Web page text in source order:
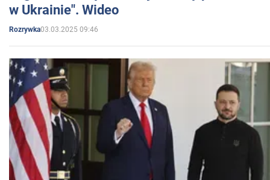
w Ukrainie". Wideo
Rozrywka03.03.2025 09:46